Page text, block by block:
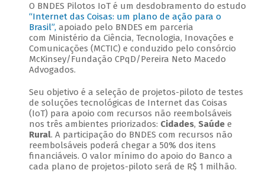
O BNDES Pilotos IoT é um desdobramento do estudo
“Internet das Coisas: um plano de ação para o
Brasil”, apoiado pelo BNDES em parceria
com Ministério da Ciência, Tecnologia, Inovações e
Comunicações (MCTIC) e conduzido pelo consórcio
McKinsey/Fundação CPqD/Pereira Neto Macedo
Advogados.
Seu objetivo é a seleção de projetos-piloto de testes
de soluções tecnológicas de Internet das Coisas
(IoT) para apoio com recursos não reembolsáveis
nos três ambientes priorizados: Cidades, Saúdee
Rural. A participação do BNDES com recursos não
reembolsáveis poderá chegar a 50% dos itens
financiáveis. O valor mínimo do apoio do Banco a
cada plano de projetos-piloto será de R$ 1 milhão.